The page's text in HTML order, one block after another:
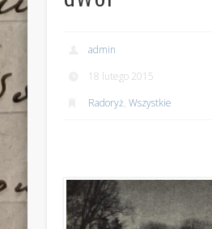
admin
18 lutego 2015
Radoryż,Wszystkie